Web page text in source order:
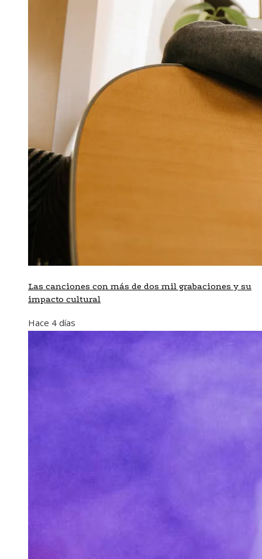
Las canciones con más de dos mil grabaciones y su
impacto cultural
Hace 4 días